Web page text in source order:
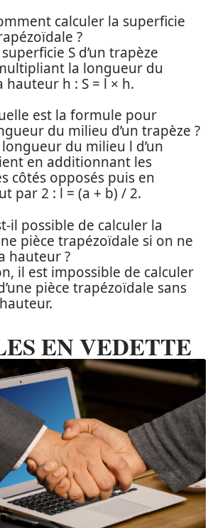
calculer la superficie
?
S d’un trapèze
la longueur du
h : S = l × h.
est la formule pour
du milieu d’un trapèze ?
longueur du milieu l d’un
en additionnant les
côtés opposés puis en
par 2 : l = (a + b) / 2.
il possible de calculer la
pièce trapézoïdale si on ne
hauteur ?
il est impossible de calculer
pièce trapézoïdale sans
EN VEDETTE